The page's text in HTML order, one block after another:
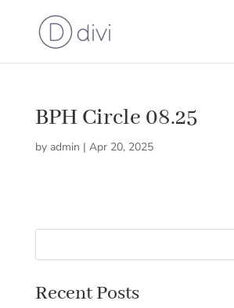
BPH Circle 08.25
by admin | Apr 20, 2025
Recent Posts